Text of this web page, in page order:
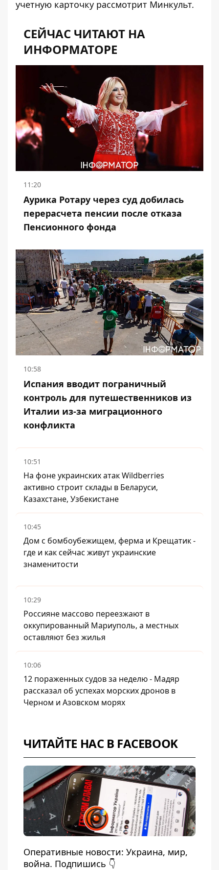
учетную карточку рассмотрит Минкульт.
СЕЙЧАС ЧИТАЮТ НА
ИНФОРМАТОРЕ
11:20
Аурика Ротару через суд добилась
перерасчета пенсии после отказа
Пенсионного фонда
10:58
Испания вводит пограничный
контроль для путешественников из
Италии из-за миграционного
конфликта
10:51
На фоне украинских атак Wildberries
активно строит склады в Беларуси,
Казахстане, Узбекистане
10:45
Дом с бомбоубежищем, ферма и Крещатик -
где и как сейчас живут украинские
знаменитости
10:29
Россияне массово переезжают в
оккупированный Мариуполь, а местных
оставляют без жилья
10:06
12 пораженных судов за неделю - Мадяр
рассказал об успехах морских дронов в
Черном и Азовском морях
ЧИТАЙТЕ НАС В FACEBOOK
Оперативные новости: Украина, мир,
война. Подпишись 👇